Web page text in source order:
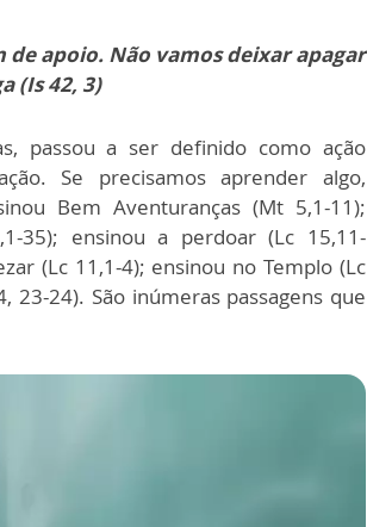
de apoio. Não vamos deixar apagar
(Is 42, 3)
passou a ser definido como ação
Se precisamos aprender algo,
Bem Aventuranças (Mt 5,1-11);
35); ensinou a perdoar (Lc 15,11-
(Lc 11,1-4); ensinou no Templo (Lc
23-24). São inúmeras passagens que